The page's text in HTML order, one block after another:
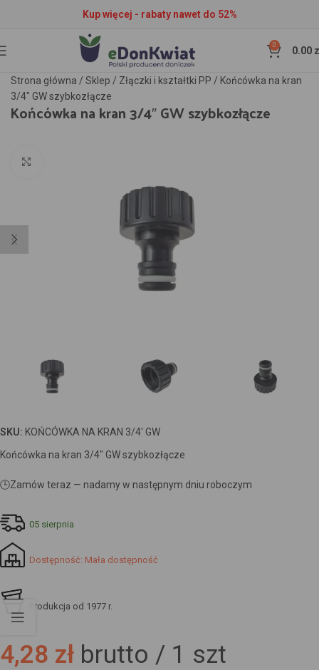
Kup więcej - rabaty nawet do 52%
0 0.00
Strona główna / Sklep / Złączki i kształtki PP / Końcówka na kran
3/4″ GW szybkozłącze
Końcówka na kran 3/4″ GW szybkozłącze
SKU: KOŃCÓWKA NA KRAN 3/4' GW
Końcówka na kran 3/4″ GW szybkozłącze
🕒Zamów teraz — nadamy w następnym dniu roboczym
05 sierpnia
Dostępność: Mała dostępność
Produkcja od 1977 r.
4,28 zł brutto / 1 szt